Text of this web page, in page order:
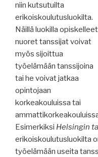
niin kutsutuilta
erikoiskoulutusluokilta.
Näillä luokilla opiskelleet
nuoret tanssijat voivat
myös sijoittua
työelämään tanssijoina
tai he voivat jatkaa
opintojaan
korkeakouluissa tai
Esimerkiksi Helsingin
erikoiskoulutusluokilta
työelämään useita